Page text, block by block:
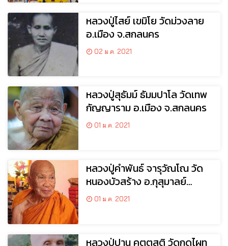
หลวงปู่ไสย์ เขมิโย วัดม่วงลาย
อ.เมือง จ.สกลนคร
02 ม.ค. 2021
หลวงปู่สุธัมม์ ธัมมปาโล วัดเทพ
กัญญาราม อ.เมือง จ.สกลนคร
01 ม.ค. 2021
หลวงปู่คำพันธ์ จารุวัณโณ วัด
หนองบัวสร้าง อ.กุสุมาลย์
จ.สกลนคร
01 ม.ค. 2021
หลวงปู่ปาน คุตตสติ วัดกุดไผท